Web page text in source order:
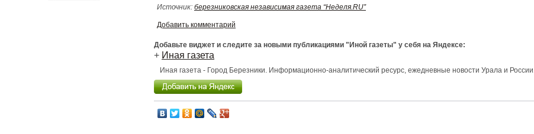
Источник: березниковская независимая газета “Неделя.RU”
Добавить комментарий
Добавьте виджет и следите за новыми публикациями "Иной газеты" у себя на Яндексе:
+ Иная газета
Иная газета - Город Березники. Информационно-аналитический ресурс, ежедневные новости Урала и России.